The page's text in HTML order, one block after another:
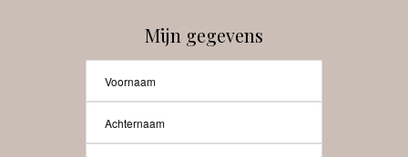
Mijn gegevens